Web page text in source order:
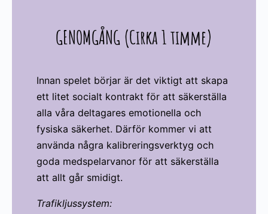
GENOMGÅNG (Cirka 1 timme)
Innan spelet börjar är det viktigt att skapa
ett litet socialt kontrakt för att säkerställa
alla våra deltagares emotionella och
fysiska säkerhet. Därför kommer vi att
använda några kalibreringsverktyg och
goda medspelarvanor för att säkerställa
att allt går smidigt.
Trafikljussystem: